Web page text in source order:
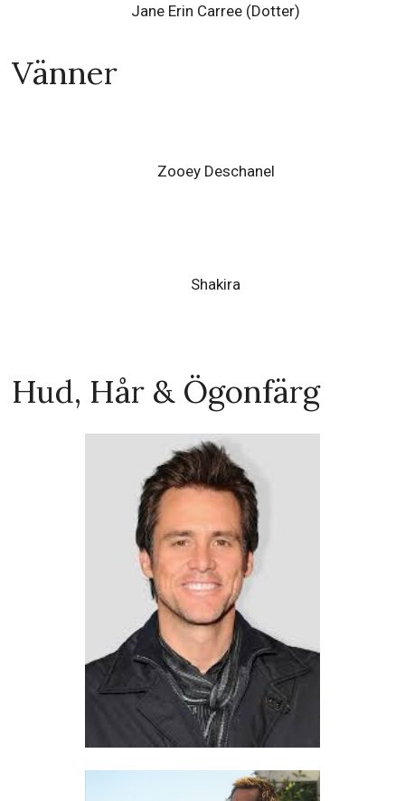
Jane Erin Carree (Dotter)
Vänner
Zooey Deschanel
Shakira
Hud, Hår & Ögonfärg